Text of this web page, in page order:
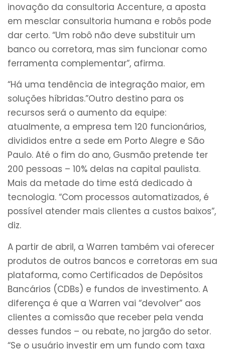
inovação da consultoria Accenture, a aposta
em mesclar consultoria humana e robôs pode
dar certo. “Um robô não deve substituir um
banco ou corretora, mas sim funcionar como
ferramenta complementar”, afirma.
“Há uma tendência de integração maior, em
soluções híbridas.”Outro destino para os
recursos será o aumento da equipe:
atualmente, a empresa tem 120 funcionários,
divididos entre a sede em Porto Alegre e São
Paulo. Até o fim do ano, Gusmão pretende ter
200 pessoas – 10% delas na capital paulista.
Mais da metade do time está dedicado à
tecnologia. “Com processos automatizados, é
possível atender mais clientes a custos baixos”,
diz.
A partir de abril, a Warren também vai oferecer
produtos de outros bancos e corretoras em sua
plataforma, como Certificados de Depósitos
Bancários (CDBs) e fundos de investimento. A
diferença é que a Warren vai “devolver” aos
clientes a comissão que receber pela venda
desses fundos – ou rebate, no jargão do setor.
“Se o usuário investir em um fundo com taxa